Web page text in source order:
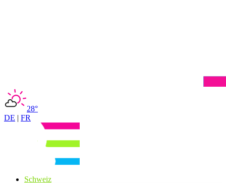
28°
DE | FR
Schweiz